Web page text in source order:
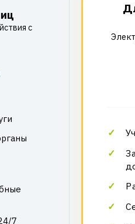
с
7